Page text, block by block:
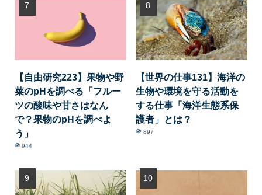
【自由研究223】果物や野
菜のpHを調べる「フルー
ツの酸味や甘さはなん
で？果物のpHを調べよ
う」
944
【世界の仕事131】海洋の
生物や環境を守る活動を
する仕事「海洋生態系保
護者」とは？
897